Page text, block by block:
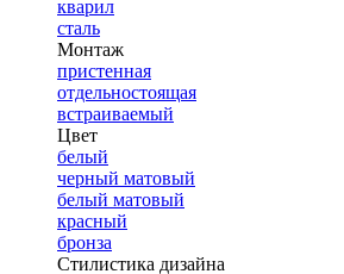
кварил
сталь
Монтаж
пристенная
отдельностоящая
встраиваемый
Цвет
белый
черный матовый
белый матовый
красный
бронза
Стилистика дизайна